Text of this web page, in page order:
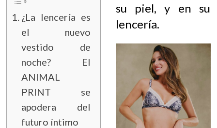
¿La lencería es
el nuevo
vestido de
noche? El
ANIMAL
PRINT se
apodera del
futuro íntimo
su piel, y en su
lencería.